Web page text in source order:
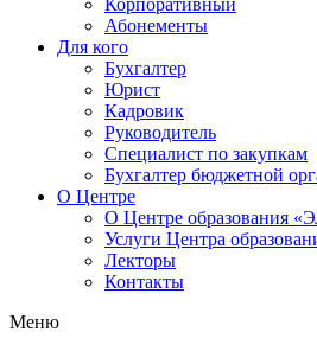
Корпоративный
Абонементы
Для кого
Бухгалтер
Юрист
Кадровик
Руководитель
Специалист по закупкам
Бухгалтер бюджетной
О Центре
О Центре образования
Услуги Центра
Лекторы
Контакты
Меню